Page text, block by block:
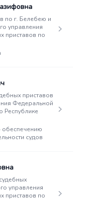
по г. Белебею и
управления
приставов по
приставов
Федеральной
Республике
обеспечению
судов
управления
приставов по